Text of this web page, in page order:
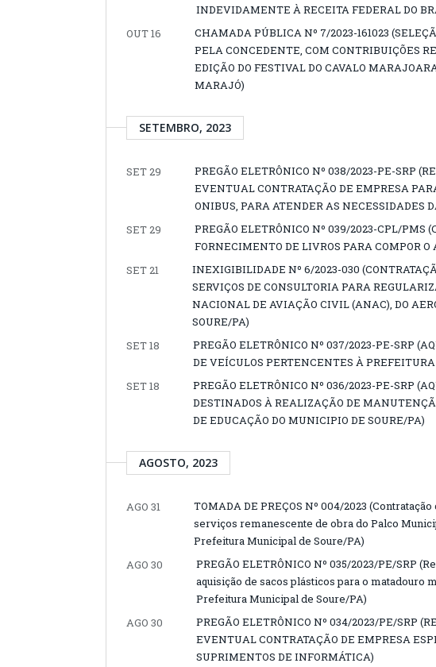
INDEVIDAMENTE À RECEITA FEDERAL DO
OUT 16
CHAMADA PÚBLICA Nº 7/2023-161023
PELA CONCEDENTE, COM CONTRIBUIÇÕES
EDIÇÃO DO FESTIVAL DO CAVALO
MARAJÓ)
SETEMBRO, 2023
SET 29
PREGÃO ELETRÔNICO Nº 038/2023-PE-SRP
EVENTUAL CONTRATAÇÃO DE EMPRESA
ONIBUS, PARA ATENDER AS NECESSIDADES
SET 29
PREGÃO ELETRÔNICO Nº 039/2023-CPL/PMS
FORNECIMENTO DE LIVROS PARA COMPOR
SET 21
INEXIGIBILIDADE Nº 6/2023-030
SERVIÇOS DE CONSULTORIA PARA
NACIONAL DE AVIAÇÃO CIVIL (ANAC), DO
SOURE/PA)
SET 18
PREGÃO ELETRÔNICO Nº 037/2023-PE-SRP
DE VEÍCULOS PERTENCENTES À
SET 18
PREGÃO ELETRÔNICO Nº 036/2023-PE-SRP
DESTINADOS À REALIZAÇÃO DE
DE EDUCAÇÃO DO MUNICIPIO DE SOURE/PA)
AGOSTO, 2023
AGO 31
TOMADA DE PREÇOS Nº 004/2023
serviços remanescente de obra do Palco
Prefeitura Municipal de Soure/PA)
AGO 30
PREGÃO ELETRÔNICO Nº 035/2023/PE/SRP
aquisição de sacos plásticos para o matadouro
Prefeitura Municipal de Soure/PA)
AGO 30
PREGÃO ELETRÔNICO Nº 034/2023/PE/SRP
EVENTUAL CONTRATAÇÃO DE EMPRESA
SUPRIMENTOS DE INFORMÁTICA)